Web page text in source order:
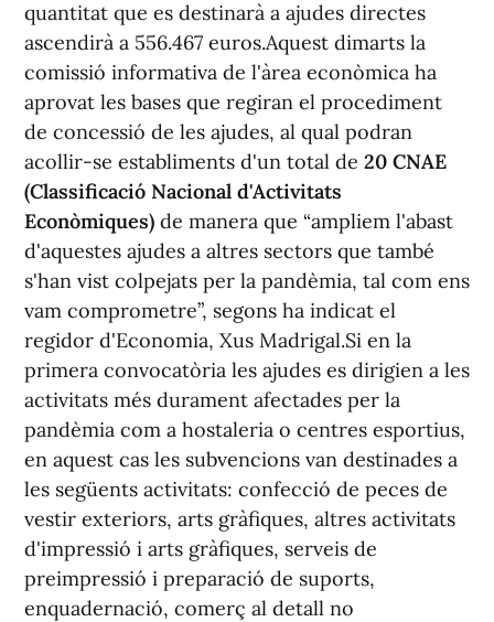
quantitat que es destinarà a ajudes directes
ascendirà a 556.467 euros.Aquest dimarts la
comissió informativa de l'àrea econòmica ha
aprovat les bases que regiran el procediment
de concessió de les ajudes, al qual podran
acollir-se establiments d'un total de 20 CNAE
(Classificació Nacional d'Activitats
Econòmiques) de manera que “ampliem l'abast
d'aquestes ajudes a altres sectors que també
s'han vist colpejats per la pandèmia, tal com ens
vam comprometre”, segons ha indicat el
regidor d'Economia, Xus Madrigal.Si en la
primera convocatòria les ajudes es dirigien a les
activitats més durament afectades per la
pandèmia com a hostaleria o centres esportius,
en aquest cas les subvencions van destinades a
les següents activitats: confecció de peces de
vestir exteriors, arts gràfiques, altres activitats
d'impressió i arts gràfiques, serveis de
preimpressió i preparació de suports,
enquadernació, comerç al detall no